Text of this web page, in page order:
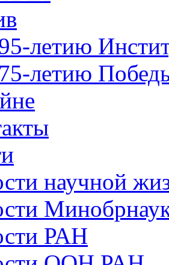
летию
летию
научной
РАН